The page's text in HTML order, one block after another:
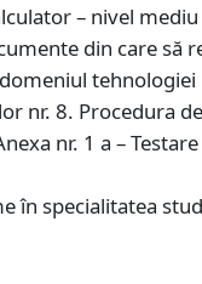
– nivel
din care să
nr. 8. Procedura
nr. 1 a –
în specialitatea